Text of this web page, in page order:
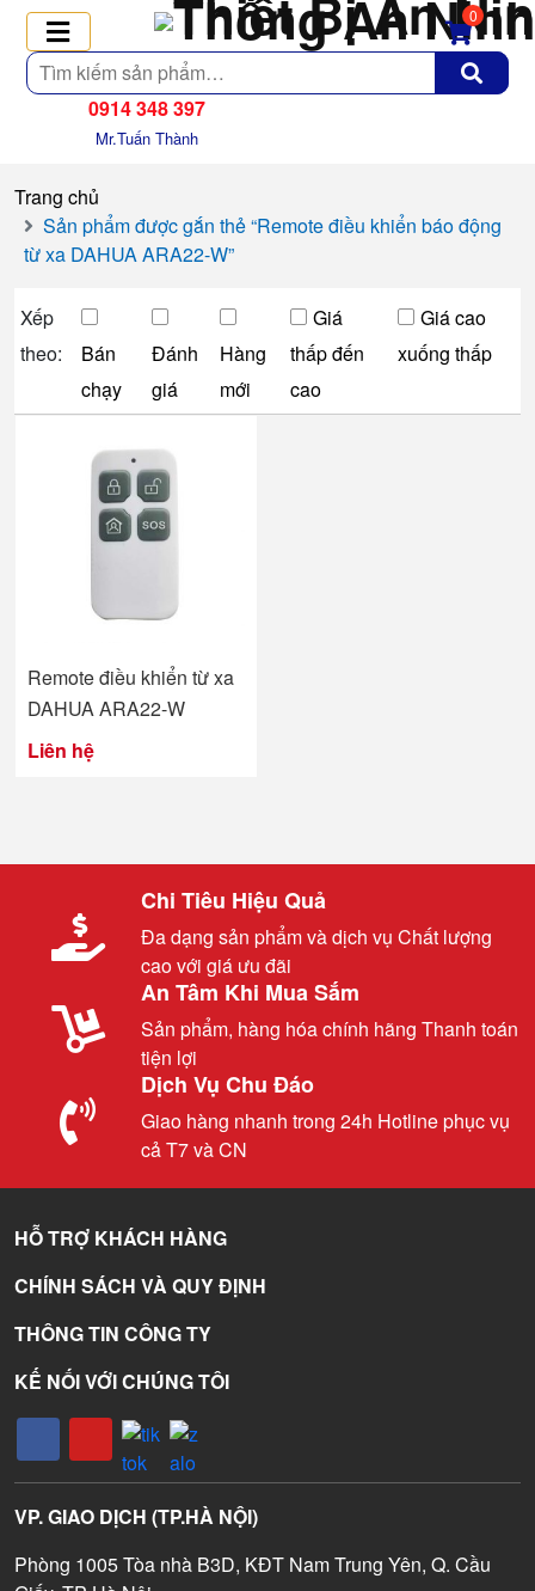
Tìm
kiếm
0
0914 348 397
Mr.Tuấn Thành
Trang chủ
Sản phẩm được gắn thẻ “Remote điều khiển báo động
từ xa DAHUA ARA22-W”
Xếp
theo:
Bán
chạy
Đánh
giá
Hàng
mới
Giá
thấp đến
cao
Giá cao
xuống thấp
Remote điều khiển từ xa
DAHUA ARA22-W
Liên hệ
Chi Tiêu Hiệu Quả
Đa dạng sản phẩm và dịch vụ Chất lượng
cao với giá ưu đãi
An Tâm Khi Mua Sắm
Sản phẩm, hàng hóa chính hãng Thanh toán
tiện lợi
Dịch Vụ Chu Đáo
Giao hàng nhanh trong 24h Hotline phục vụ
cả T7 và CN
HỖ TRỢ KHÁCH HÀNG
CHÍNH SÁCH VÀ QUY ĐỊNH
THÔNG TIN CÔNG TY
KẾ NỐI VỚI CHÚNG TÔI
VP. GIAO DỊCH (TP.HÀ NỘI)
Phòng 1005 Tòa nhà B3D, KĐT Nam Trung Yên, Q. Cầu